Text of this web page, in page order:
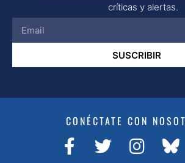
críticas y alertas.
SUSCRIBIR
CONÉCTATE CON